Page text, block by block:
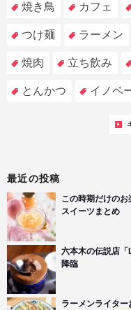
焼き鳥 カフェ
つけ麺 ラーメン
焼肉 立ち飲み
とんかつ イノベ
最近の投稿
この時期だけの
スイーツまとめ
六本木の伝説店
降臨
ラーメンライタ